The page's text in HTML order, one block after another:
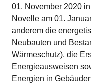
01. November 2020
Novelle am 01.
anderem die
Neubauten und
Wärmeschutz), die
Energieausweisen
Energien in